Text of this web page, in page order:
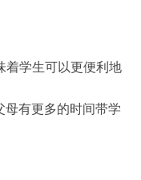
着学生可以更便利地
母有更多的时间带学